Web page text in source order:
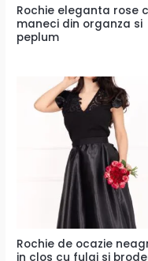
Rochie eleganta rose
maneci din organza si
peplum
Rochie de ocazie
in clos cu fulgi si